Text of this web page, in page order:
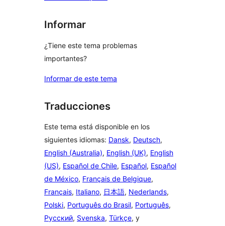
Informar
¿Tiene este tema problemas
importantes?
Informar de este tema
Traducciones
Este tema está disponible en los
siguientes idiomas: Dansk, Deutsch,
English (Australia), English (UK), English
(US), Español de Chile, Español, Español
de México, Français de Belgique,
Français, Italiano, 日本語, Nederlands,
Polski, Português do Brasil, Português,
Русский, Svenska, Türkçe, y